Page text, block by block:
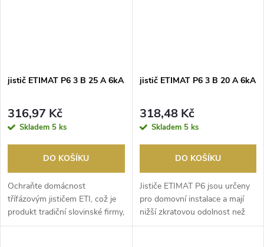
jistič ETIMAT P6 3 B 25 A 6kA
316,97 Kč
Skladem 5 ks
DO KOŠÍKU
Ochraňte domácnost
třífázovým jističem ETI, což je
produkt tradiční slovinské firmy,
který vyniká vy...
jistič ETIMAT P6 3 B 20 A 6kA
318,48 Kč
Skladem 5 ks
DO KOŠÍKU
Jističe ETIMAT P6 jsou určeny
pro domovní instalace a mají
nižší zkratovou odolnost než
jističe řady...